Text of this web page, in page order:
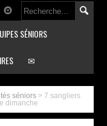
SÉNIORS
✉
séniors >7 sangliers
dimanche